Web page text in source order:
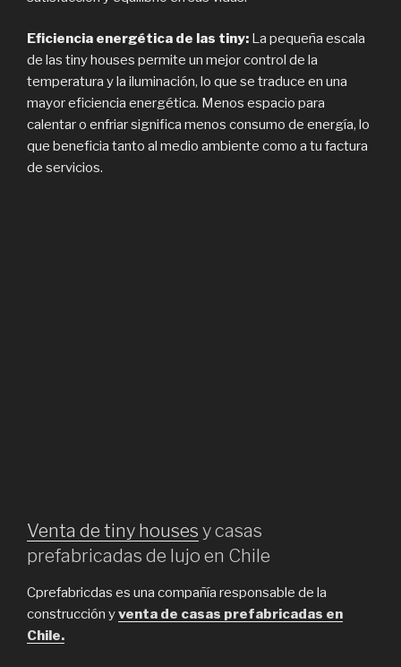
Eficiencia energética de las tiny: La pequeña escala
de las tiny houses permite un mejor control de la
temperatura y la iluminación, lo que se traduce en una
mayor eficiencia energética. Menos espacio para
calentar o enfriar significa menos consumo de energía, lo
que beneficia tanto al medio ambiente como a tu factura
de servicios.
Venta de tiny houses y casas
prefabricadas de lujo en Chile
Cprefabricdas es una compañía responsable de la
construcción yventa de casas prefabricadas en
Chile.